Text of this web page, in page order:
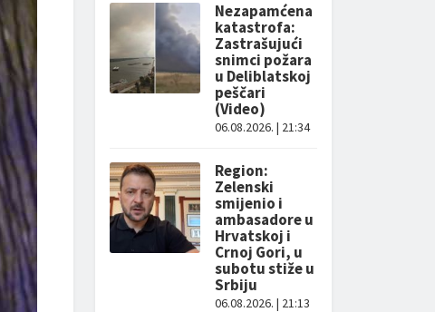
Nezapamćena
katastrofa:
Zastrašujući
snimci požara
u Deliblatskoj
peščari
(Video)
06.08.2026. | 21:34
Region:
Zelenski
smijenio i
ambasadore u
Hrvatskoj i
Crnoj Gori, u
subotu stiže u
Srbiju
06.08.2026. | 21:13